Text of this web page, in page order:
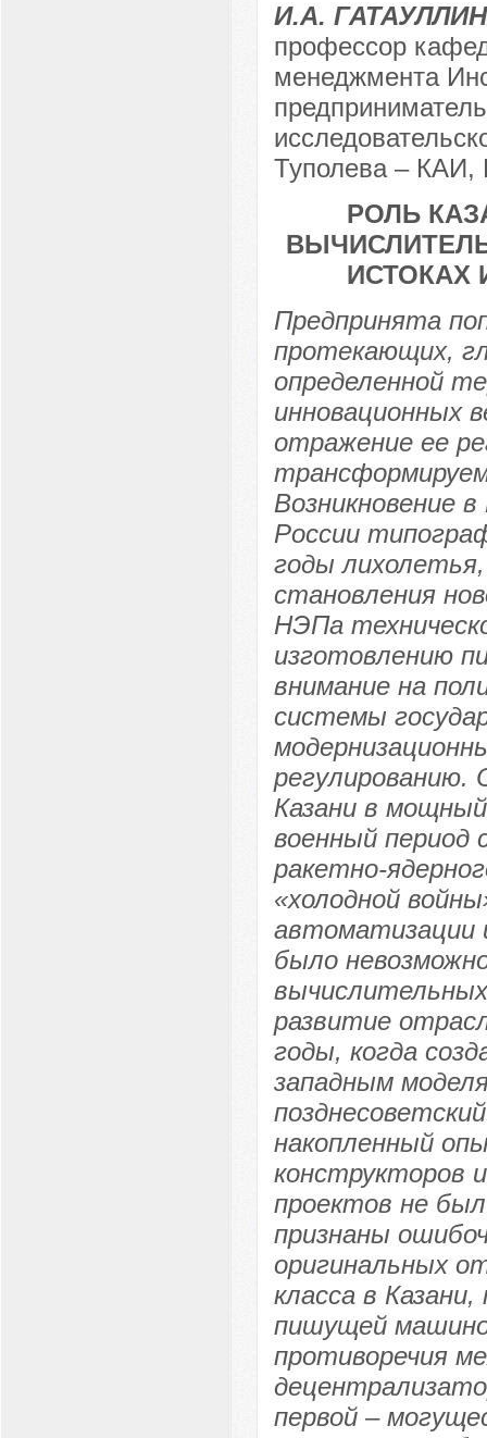
И.А.
профессор
менеджмента
Туполева – КАИ,
РОЛЬ
ИСТОКАХ
Предпринята
протекающих,
определенной
инновационных
отражение ее
Возникновение
России
годы
становления
НЭПа
изготовлению
внимание на
системы
регулированию.
Казани в
военный период
ракетно-
«холодной
автоматизации
было
развитие
годы, когда
западным
накопленный
конструкторов
проектов не
признаны
оригинальных
класса в
пишущей
противоречия
первой –